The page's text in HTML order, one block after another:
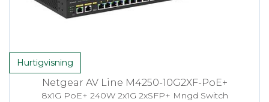
Hurtigvisning
Netgear AV Line M4250-10G2XF-PoE+
8x1G PoE+ 240W 2x1G 2xSFP+ Mngd Switch